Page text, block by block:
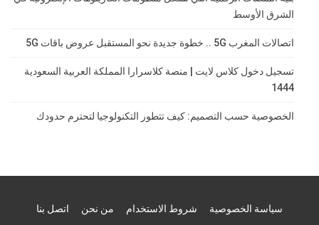
الشرق الأوسط
اتصالات المغرب 5G .. خطوة جديدة نحو المستقبل عروض باقات 5G
تسجيل دخول كلاس لايت | منصة كلاسرارا المملكة العربية السعودية
1444
الخصوصية حسب التصميم: كيف تتطور التكنولوجيا لتحترم حدودك
سياسة الخصوصية شروط الاستخدام من نحن اتصل بنا